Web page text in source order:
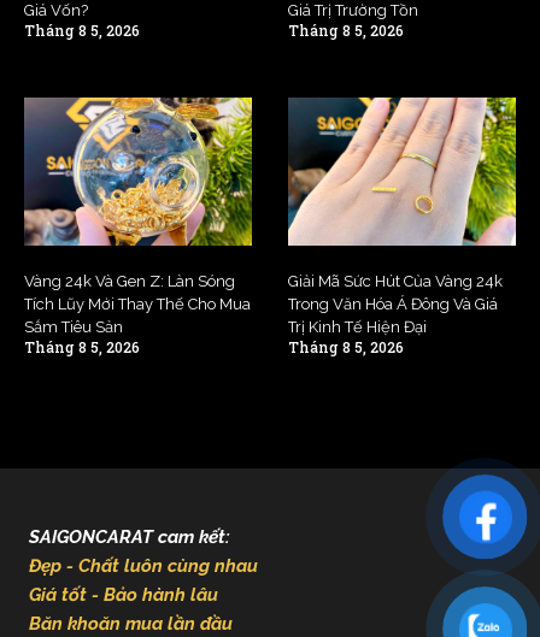
Giá Vốn?
Tháng 8 5, 2026
Giá Trị Trường Tồn
Tháng 8 5, 2026
Vàng 24k Và Gen Z: Làn Sóng
Tích Lũy Mới Thay Thế Cho Mua
Sắm Tiêu Sản
Tháng 8 5, 2026
Giải Mã Sức Hút Của Vàng 24k
Trong Văn Hóa Á Đông Và Giá
Trị Kinh Tế Hiện Đại
Tháng 8 5, 2026
SAIGONCARAT cam kết:
Đẹp - Chất luôn cùng nhau
Giá tốt - Bảo hành lâu
Băn khoăn mua lần đầu